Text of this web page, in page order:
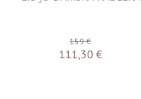
159 €
111,30 €